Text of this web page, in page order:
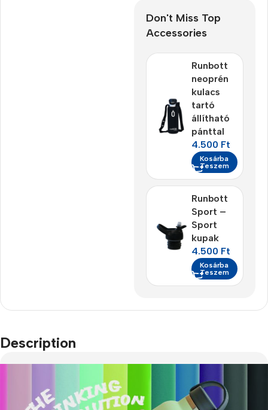
Don't Miss Top
Accessories
Runbott
neoprén
kulacs
tartó
állítható
pánttal
4.500 Ft
Kosárba
Teszem
Runbott
Sport –
Sport
kupak
4.500 Ft
Kosárba
Teszem
Description